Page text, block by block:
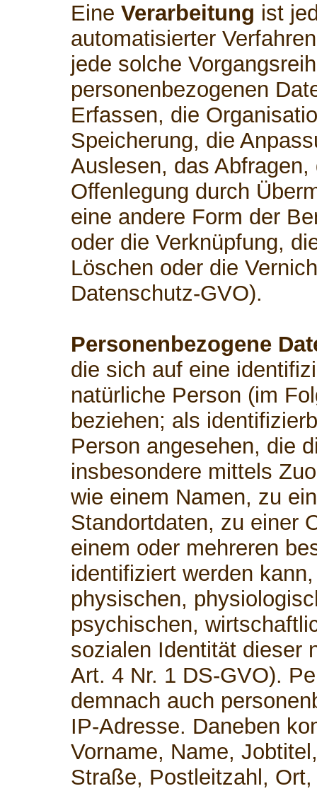
Eine Verarbeitung ist
automatisierter
jede solche
personenbezogenen
Erfassen, die
Speicherung, die
Auslesen, das
Offenlegung durch
eine andere Form der
oder die Verknüpfung,
Löschen oder die
Datenschutz-GVO).
Personenbezogene
die sich auf eine
natürliche Person (im
beziehen; als
Person angesehen, die
insbesondere mittels
wie einem Namen, zu
Standortdaten, zu einer
einem oder mehreren
identifiziert werden
physischen,
psychischen,
sozialen Identität dieser
Art. 4 Nr. 1 DS-GVO).
demnach auch
IP-Adresse. Daneben
Vorname, Name,
Straße, Postleitzahl,